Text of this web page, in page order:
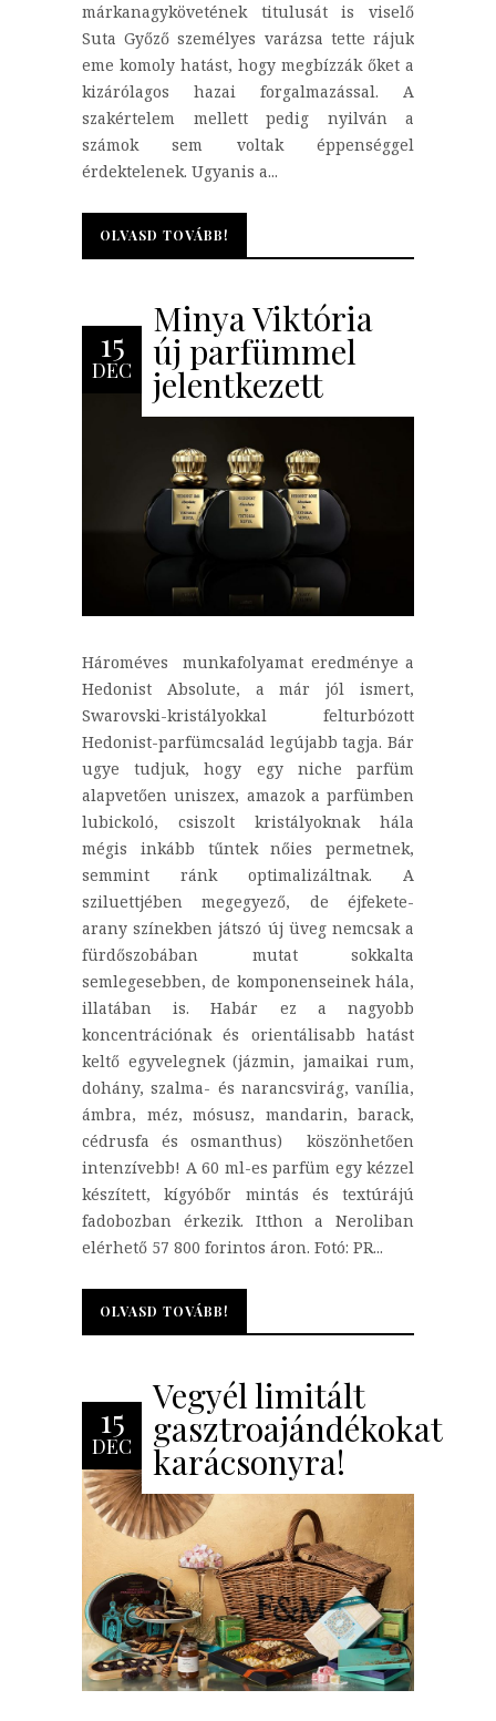
márkanagykövetének titulusát is viselő
Suta Győző személyes varázsa tette rájuk
eme komoly hatást, hogy megbízzák őket a
kizárólagos hazai forgalmazással. A
szakértelem mellett pedig nyilván a
számok sem voltak éppenséggel
érdektelenek. Ugyanis a...
OLVASD TOVÁBB!
OLVASD TOVÁBB!
15
DEC
Minya Viktória
új parfümmel
jelentkezett
Hároméves munkafolyamat eredménye a
Hedonist Absolute, a már jól ismert,
Swarovski-kristályokkal felturbózott
Hedonist-parfümcsalád legújabb tagja. Bár
ugye tudjuk, hogy egy niche parfüm
alapvetően uniszex, amazok a parfümben
lubickoló, csiszolt kristályoknak hála
mégis inkább tűntek nőies permetnek,
semmint ránk optimalizáltnak. A
sziluettjében megegyező, de éjfekete-
arany színekben játszó új üveg nemcsak a
fürdőszobában mutat sokkalta
semlegesebben, de komponenseinek hála,
illatában is. Habár ez a nagyobb
koncentrációnak és orientálisabb hatást
keltő egyvelegnek (jázmin, jamaikai rum,
dohány, szalma- és narancsvirág, vanília,
ámbra, méz, mósusz, mandarin, barack,
cédrusfa és osmanthus) köszönhetően
intenzívebb! A 60 ml-es parfüm egy kézzel
készített, kígyóbőr mintás és textúrájú
fadobozban érkezik. Itthon a Neroliban
elérhető 57 800 forintos áron. Fotó: PR...
OLVASD TOVÁBB!
OLVASD TOVÁBB!
15
DEC
Vegyél limitált
gasztroajándékokat
karácsonyra!